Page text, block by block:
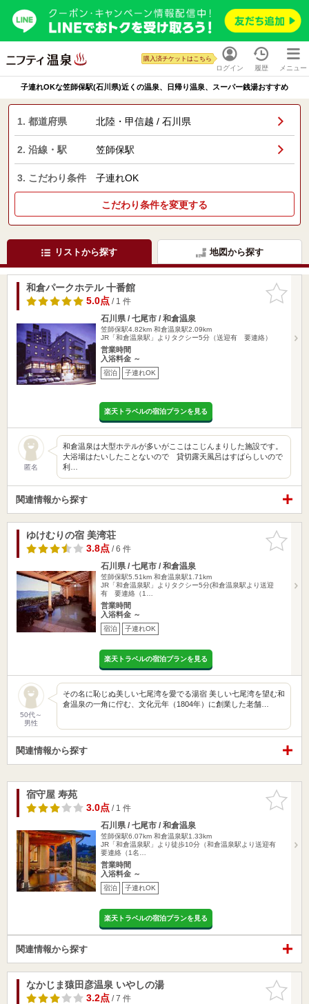
ログイン
購入済チケットはこちら
履歴 メニュー
子連れOKな笠師保駅(石川県)近くの温泉、日帰り温泉、スーパー銭湯おすすめ
1. 都道府県 北陸・甲信越 / 石川県
2. 沿線・駅 笠師保駅
3. こだわり条件 子連れOK
こだわり条件を変更する
リストから探す 地図から探す
お気に入
りに追加
和倉パークホテル 十番館
5.0点/ 1 件
石川県 / 七尾市 / 和倉温泉
笠師保駅4.82km 和倉温泉駅2.09km
JR「和倉温泉駅」よりタクシー5分（送迎有 要連絡）
営業時間
入浴料金 ～
宿泊 子連れOK
楽天トラベルの宿泊プランを見る
匿名
和倉温泉は大型ホテルが多いがここはこじんまりした施設です。
大浴場はたいしたことないので 貸切露天風呂はすばらしいので
利…
関連情報から探す
お気に入
りに追加
ゆけむりの宿 美湾荘
3.8点/ 6 件
石川県 / 七尾市 / 和倉温泉
笠師保駅5.51km 和倉温泉駅1.71km
JR「和倉温泉駅」よりタクシー5分(和倉温泉駅より送迎
有 要連絡（1…
営業時間
入浴料金 ～
宿泊 子連れOK
楽天トラベルの宿泊プランを見る
50代～
男性
その名に恥じぬ美しい七尾湾を愛でる湯宿 美しい七尾湾を望む和
倉温泉の一角に佇む、文化元年（1804年）に創業した老舗…
関連情報から探す
お気に入
りに追加
宿守屋 寿苑
3.0点/ 1 件
石川県 / 七尾市 / 和倉温泉
笠師保駅6.07km 和倉温泉駅1.33km
JR「和倉温泉駅」より徒歩10分（和倉温泉駅より送迎有
要連絡（1名…
営業時間
入浴料金 ～
宿泊 子連れOK
楽天トラベルの宿泊プランを見る
関連情報から探す
お気に入
りに追加
なかじま猿田彦温泉 いやしの湯
3.2点/ 7 件